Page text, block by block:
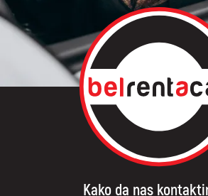
Kako da nas